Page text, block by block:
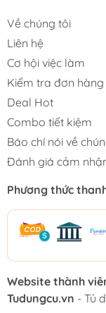
Về chúng tôi
Liên hệ
Cơ hội việc làm
Kiểm tra đơn hàng
Deal Hot
Combo tiết kiệm
Báo chí nói về
Đánh giá cảm
Phương thức
Website thành
Tudungcu.vn - Tủ